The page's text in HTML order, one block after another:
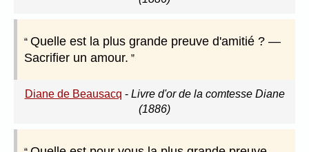
Quelle est la plus grande preuve d'amitié ? —
Sacrifier un amour.
Diane de Beausacq - Livre d'or de la comtesse Diane
(1886)